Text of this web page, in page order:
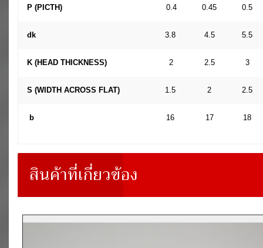
P (PICTH) 0.4 0.45 0.5
dk 3.8 4.5 5.5
K (HEAD THICKNESS) 2 2.5 3
S (WIDTH ACROSS FLAT) 1.5 2 2.5
b 16 17 18
สินค้าที่เกี่ยวข้อง